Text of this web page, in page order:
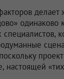
настоящей